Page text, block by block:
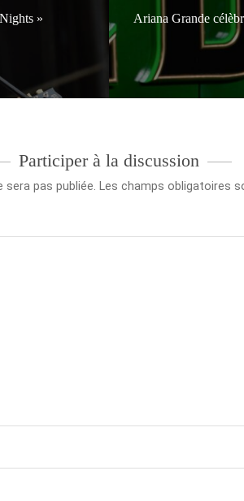
»
Ariana Grande
Participer à la discussion
sera pas publiée. Les champs obligatoires